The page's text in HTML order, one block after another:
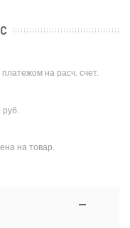
на расч. счет.
на товар.